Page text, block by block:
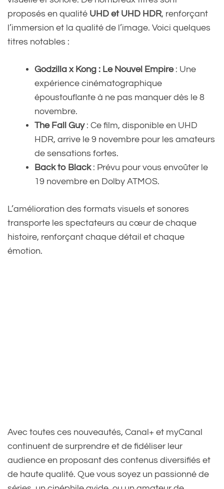
proposés en qualité UHD et UHD HDR, renforçant
l’immersion et la qualité de l’image. Voici quelques
titres notables :
Godzilla x Kong : Le Nouvel Empire: Une
expérience cinématographique
époustouflante à ne pas manquer dès le 8
novembre.
The Fall Guy: Ce film, disponible en UHD
HDR, arrive le 9 novembre pour les amateurs
de sensations fortes.
Back to Black: Prévu pour vous envoûter le
19 novembre en Dolby ATMOS.
L’amélioration des formats visuels et sonores
transporte les spectateurs au cœur de chaque
histoire, renforçant chaque détail et chaque
émotion.
Avec toutes ces nouveautés, Canal+ et myCanal
continuent de surprendre et de fidéliser leur
audience en proposant des contenus diversifiés et
de haute qualité. Que vous soyez un passionné de